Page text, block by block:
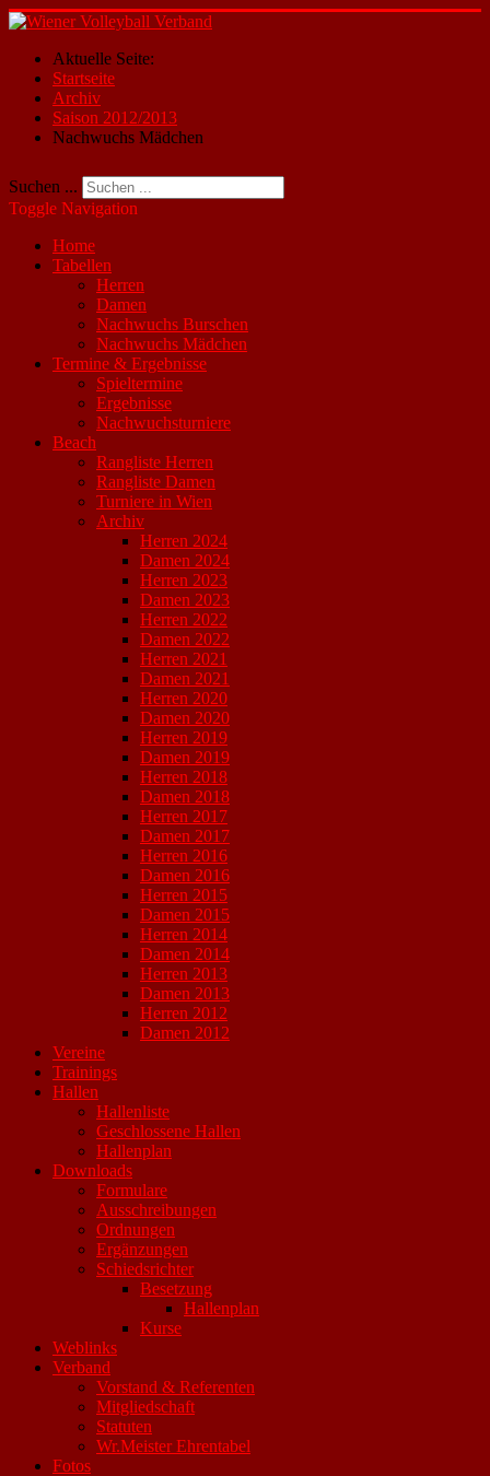
Aktuelle Seite:
Startseite
Archiv
Saison 2012/2013
Nachwuchs Mädchen
Suchen ...
Toggle Navigation
Home
Tabellen
Herren
Damen
Nachwuchs Burschen
Nachwuchs Mädchen
Termine & Ergebnisse
Spieltermine
Ergebnisse
Nachwuchsturniere
Beach
Rangliste Herren
Rangliste Damen
Turniere in Wien
Archiv
Herren 2024
Damen 2024
Herren 2023
Damen 2023
Herren 2022
Damen 2022
Herren 2021
Damen 2021
Herren 2020
Damen 2020
Herren 2019
Damen 2019
Herren 2018
Damen 2018
Herren 2017
Damen 2017
Herren 2016
Damen 2016
Herren 2015
Damen 2015
Herren 2014
Damen 2014
Herren 2013
Damen 2013
Herren 2012
Damen 2012
Vereine
Trainings
Hallen
Hallenliste
Geschlossene Hallen
Hallenplan
Downloads
Formulare
Ausschreibungen
Ordnungen
Ergänzungen
Schiedsrichter
Besetzung
Hallenplan
Kurse
Weblinks
Verband
Vorstand & Referenten
Mitgliedschaft
Statuten
Wr.Meister Ehrentabel
Fotos